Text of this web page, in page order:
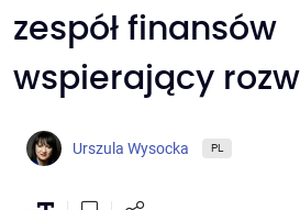
zespół finansów
wspierający
Urszula Wysocka PL